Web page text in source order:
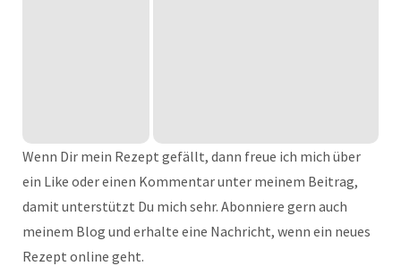
Wenn Dir mein Rezept gefällt, dann freue ich mich über
ein Like oder einen Kommentar unter meinem Beitrag,
damit unterstützt Du mich sehr. Abonniere gern auch
meinem Blog und erhalte eine Nachricht, wenn ein neues
Rezept online geht.